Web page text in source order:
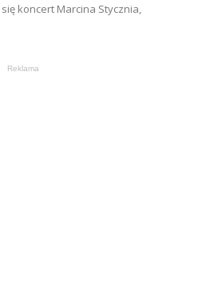
koncert Marcina Stycznia,
Reklama